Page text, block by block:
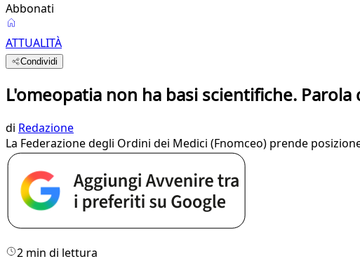
Abbonati
ATTUALITÀ
Condividi
L'omeopatia non ha basi scientifiche. Parola
di Redazione
La Federazione degli Ordini dei Medici (Fnomceo) prende
2 min di lettura